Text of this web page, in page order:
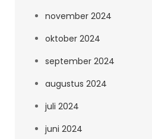
november 2024
oktober 2024
september 2024
augustus 2024
juli 2024
juni 2024